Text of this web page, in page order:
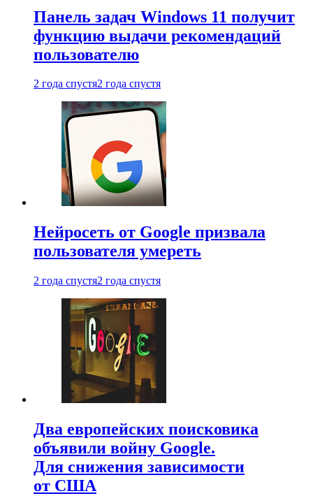
Панель задач Windows 11 получит
функцию выдачи рекомендаций
пользователю
2 года спустя2 года спустя
Нейросеть от Google призвала
пользователя умереть
2 года спустя2 года спустя
Два европейских поисковика
объявили войну Google.
Для снижения зависимости
от США